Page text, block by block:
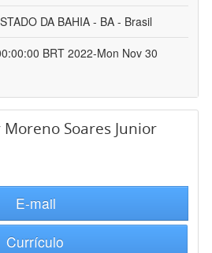
DA BAHIA - BA - Brasil
BRT 2022-Mon Nov 30
Moreno Soares Junior
E-mail
Currículo